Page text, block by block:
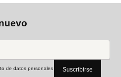
de datos personales Suscribirse